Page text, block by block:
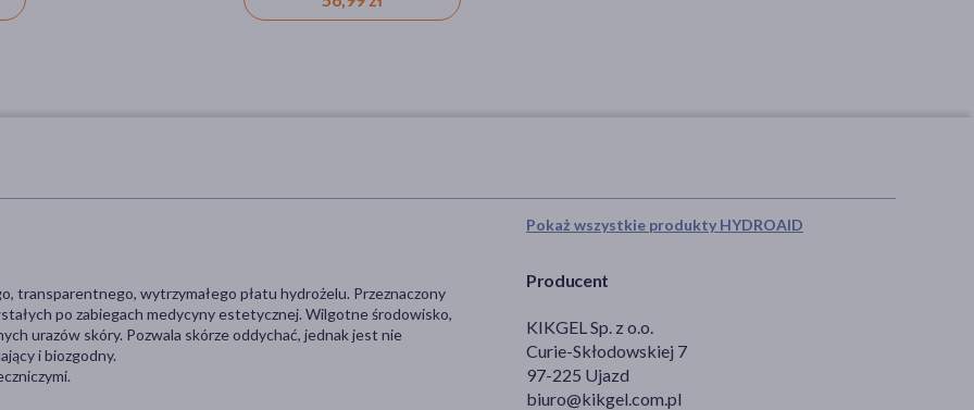
Pokaż wszystkie produkty HYDROAID
Producent
KIKGEL Sp. z o.o.
Curie-Skłodowskiej 7
97-225 Ujazd
biuro@kikgel.com.pl
transparentnego, wytrzymałego płatu hydrożelu. Przeznaczony
po zabiegach medycyny estetycznej. Wilgotne środowisko,
urazów skóry. Pozwala skórze oddychać, jednak jest nie
i biozgodny.